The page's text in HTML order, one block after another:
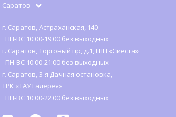
Саратов
г. Саратов, Астраханская, 140
ПН-ВС 10:00-19:00 без выходных
г. Саратов, Торговый пр, д.1, ШЦ «Сиеста»
ПН-ВС 10:00-21:00 без выходных
г. Саратов, 3-я Дачная остановка,
ТРК «ТАУ Галерея»
ПН-ВС 10:00-22:00 без выходных